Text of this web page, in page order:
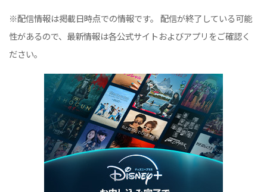
※配信情報は掲載日時点での情報です。 配信が終了している可能
性があるので、最新情報は各公式サイトおよびアプリをご確認く
ださい。